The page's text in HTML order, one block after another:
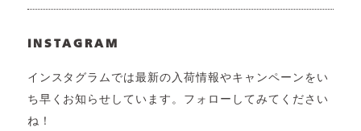
INSTAGRAM
インスタグラムでは最新の入荷情報やキャンペーンをい
ち早くお知らせしています。フォローしてみてください
ね！